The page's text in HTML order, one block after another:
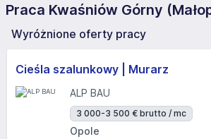
Praca Kwaśniów Górny
Wyróżnione oferty pracy
Cieśla szalunkowy | Murarz
ALP BAU
3 000-3 500 € brutto / mc
Opole